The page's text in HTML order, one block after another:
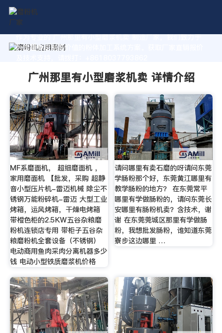
作为专业的 广州那里有小型磨浆机卖 制造厂家，我们致力于
为您量身定制高价值的粉体加工系统方案。获取厂家直销报价
广州那里有小型磨浆机卖 详情介绍
MF系磨面机， 超细磨面机 ，
家用磨面机 【批发，采购 超静
音小型压片机-雷迈机械 除尘不
锈钢万能粉碎机-雷迈 大型工业
烤箱，运风烤箱，干燥电烤箱
带橙色柜的2.5KW五谷杂粮磨
粉机连锁店专用 带柜子五谷杂
粮磨粉机全套设备（不锈钢）
电动商用鱼肉采肉分离机器多少
钱 电动小型铁质磨浆机价格
请问哪里有卖石磨的呀请问东莞
学肠粉那个好，东莞黄江哪里有
教学肠粉的地方？ 在东莞常平
哪里有学做肠粉的，请问东莞长
安哪里有肠粉机卖？含技术，谢
谢 在东莞莞城区那里有学做肠
粉，我想批发肠粉，谁知道东莞
寮步这边哪里 …